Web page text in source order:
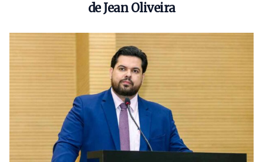
de Jean Oliveira